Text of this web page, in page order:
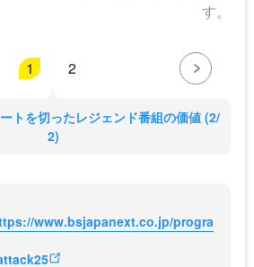
す。
1 2
トを切ったレジェンド番組の価値 (2/
2)
www.bsjapanext.co.jp/progra